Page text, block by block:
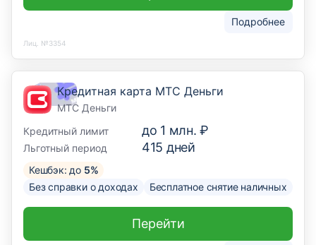
Подробнее
Лиц. №3354
Кредитная карта МТС Деньги
МТС Деньги
Кредитный лимит
до 1 млн. ₽
Льготный период 415 дней
Кешбэк: до 5%
Без справки о доходах
Бесплатное снятие наличных
Перейти